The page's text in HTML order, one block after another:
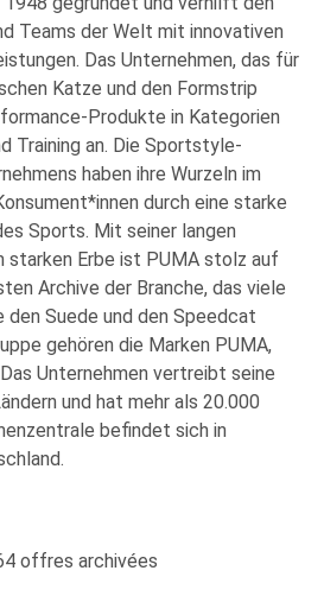
Teams der Welt mit innovativen
Das Unternehmen, das für
Katze und den Formstrip
Produkte in Kategorien
Training an. Die Sportstyle-
haben ihre Wurzeln im
durch eine starke
Sports. Mit seiner langen
starken Erbe ist PUMA stolz auf
Archive der Branche, das viele
Suede und den Speedcat
gehören die Marken PUMA,
Unternehmen vertreibt seine
und hat mehr als 20.000
befindet sich in
offres archivées